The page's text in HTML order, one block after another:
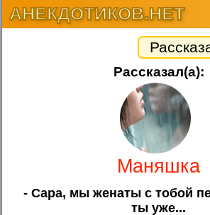
АНЕКДОТИКОВ.НЕТ
Рассказал(а):
Маняшка
- Сара, мы женаты с тобой
ты уже...